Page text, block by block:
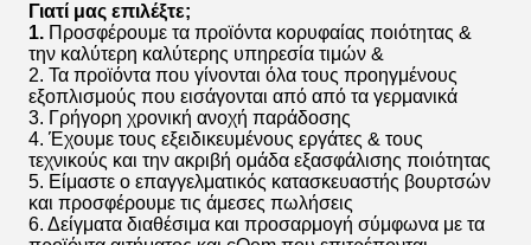
Γιατί μας επιλέξτε;
1. Προσφέρουμε τα προϊόντα κορυφαίας ποιότητας &
την καλύτερη καλύτερης υπηρεσία τιμών &
2. Τα προϊόντα που γίνονται όλα τους προηγμένους
εξοπλισμούς που εισάγονται από από τα γερμανικά
3. Γρήγορη χρονική ανοχή παράδοσης
4. Έχουμε τους εξειδικευμένους εργάτες & τους
τεχνικούς και την ακριβή ομάδα εξασφάλισης ποιότητας
5. Είμαστε ο επαγγελματικός κατασκευαστής βουρτσών
και προσφέρουμε τις άμεσες πωλήσεις
6. Δείγματα διαθέσιμα και προσαρμογή σύμφωνα με τα